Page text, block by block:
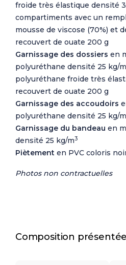
froide très élastique densité
compartiments avec un
mousse de viscose (70%) et
recouvert de ouate 200 g
Garnissage des dossiers en
polyuréthane densité 25 kg/m
polyuréthane froide très
recouvert de ouate 200 g
Garnissage des accoudoirs
polyuréthane densité 25 kg/m
Garnissage du bandeau en
densité 25 kg/m3
Piètement en PVC coloris
Photos non contractuelles
Composition présentée